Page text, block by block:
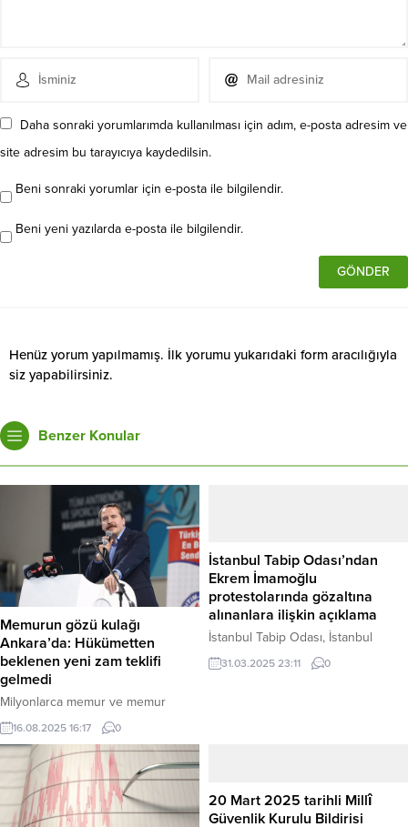
Daha sonraki yorumlarımda kullanılması için adım, e-posta adresim ve
site adresim bu tarayıcıya kaydedilsin.
Beni sonraki yorumlar için e-posta ile bilgilendir.
Beni yeni yazılarda e-posta ile bilgilendir.
Henüz yorum yapılmamış. İlk yorumu yukarıdaki form aracılığıyla
siz yapabilirsiniz.
Benzer Konular
Memurun gözü kulağı
Ankara’da: Hükümetten
beklenen yeni zam teklifi
gelmedi
Milyonlarca memur ve memur
emeklisinin kaderini belirleyecek 8.
Dönem Toplu Sözleşme
görüşmelerinde tansiyon yükseldi.
Hükümetin dün sunması beklenen
ikinci zam teklifi gelmezken, Yetkili
Konfederasyon Memur-Sen’in
16.08.2025 16:17 0
İstanbul Tabip Odası’ndan
Ekrem İmamoğlu
protestolarında gözaltına
alınanlara ilişkin açıklama
İstanbul Tabip Odası, İstanbul
Büyükşehir Belediye Başkanı ve
Cumhurbaşkanı adayı Ekrem
gözaltındaki gençlere yönelik iddia
edilen işkence ve kötü muameleyi
31.03.2025 23:11 0
20 Mart 2025 tarihli Millî
Güvenlik Kurulu Bildirisi